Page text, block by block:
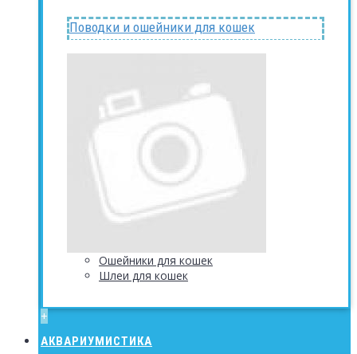
Поводки и ошейники для кошек
Ошейники для кошек
Шлеи для кошек
+
АКВАРИУМИСТИКА